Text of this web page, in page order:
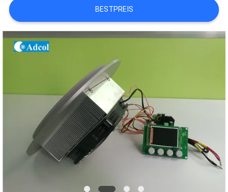
PRIVACY
POLICY
BESTPREIS